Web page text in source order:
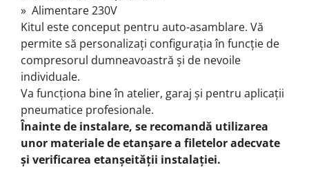
» Alimentare 230V
Kitul este conceput pentru auto-asamblare. Vă
permite să personalizați configurația în funcție de
compresorul dumneavoastră și de nevoile
individuale.
Va funcționa bine în atelier, garaj și pentru aplicații
pneumatice profesionale.
Înainte de instalare, se recomandă utilizarea
unor materiale de etanșare a filetelor adecvate
și verificarea etanșeității instalației.